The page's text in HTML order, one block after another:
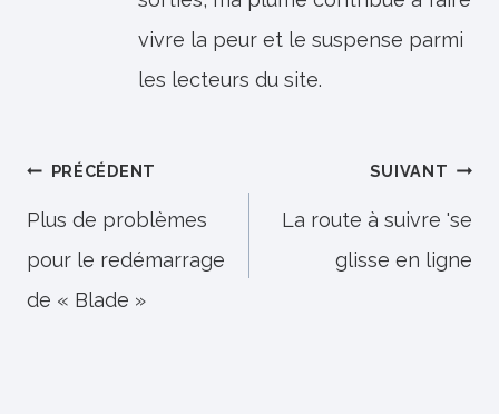
vivre la peur et le suspense parmi
les lecteurs du site.
Navigation
de
l’article
PRÉCÉDENT
Plus de problèmes
pour le redémarrage
de « Blade »
SUIVANT
La route à suivre 'se
glisse en ligne